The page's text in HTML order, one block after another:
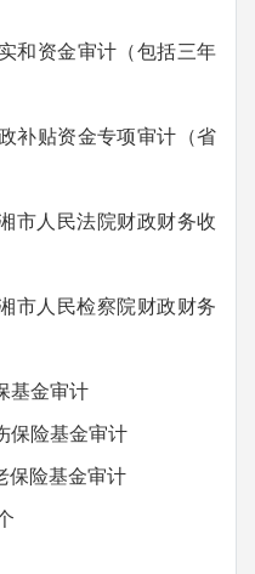
资金审计（包括三年
贴资金专项审计（省
人民法院财政财务收
人民检察院财政财务
金审计
险基金审计
险基金审计